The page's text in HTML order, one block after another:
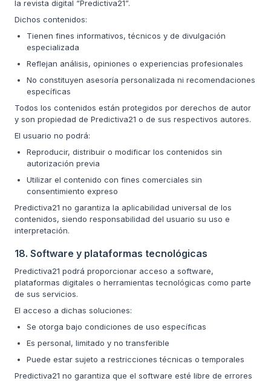
la revista digital “Predictiva21”.
Dichos contenidos:
Tienen fines informativos, técnicos y de divulgación
especializada
Reflejan análisis, opiniones o experiencias profesionales
No constituyen asesoría personalizada ni recomendaciones
específicas
Todos los contenidos están protegidos por derechos de autor
y son propiedad de Predictiva21 o de sus respectivos autores.
El usuario no podrá:
Reproducir, distribuir o modificar los contenidos sin
autorización previa
Utilizar el contenido con fines comerciales sin
consentimiento expreso
Predictiva21 no garantiza la aplicabilidad universal de los
contenidos, siendo responsabilidad del usuario su uso e
interpretación.
18. Software y plataformas tecnológicas
Predictiva21 podrá proporcionar acceso a software,
plataformas digitales o herramientas tecnológicas como parte
de sus servicios.
El acceso a dichas soluciones:
Se otorga bajo condiciones de uso específicas
Es personal, limitado y no transferible
Puede estar sujeto a restricciones técnicas o temporales
Predictiva21 no garantiza que el software esté libre de errores